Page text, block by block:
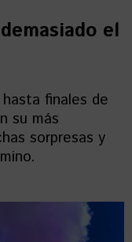
el
finales de
su más
sorpresas y